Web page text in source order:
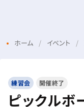
ホーム イベント
練習会 開催終了
ピックル